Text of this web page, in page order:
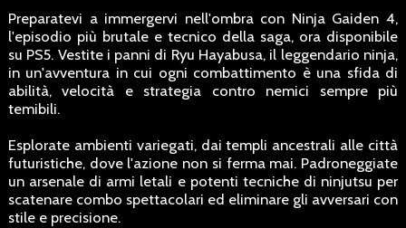
Preparatevi a immergervi nell'ombra con Ninja Gaiden 4,
l'episodio più brutale e tecnico della saga, ora disponibile
su PS5. Vestite i panni di Ryu Hayabusa, il leggendario ninja,
in un'avventura in cui ogni combattimento è una sfida di
abilità, velocità e strategia contro nemici sempre più
temibili.
Esplorate ambienti variegati, dai templi ancestrali alle città
futuristiche, dove l'azione non si ferma mai. Padroneggiate
un arsenale di armi letali e potenti tecniche di ninjutsu per
scatenare combo spettacolari ed eliminare gli avversari con
stile e precisione.